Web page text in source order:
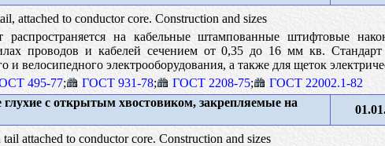
attached to conductor core. Construction and sizes
распространяется на кабельные штампованные штифтовые
проводов и кабелей сечением от 0,35 до 16 мм кв. Стандарт
и велосипедного электрооборудования, а также для щеток
495-77; ГОСТ 931-78; ГОСТ 2208-75;
ГОСТ 22002.1-82
с открытым хвостовиком, закрепляемые на
attached to conductor core. Construction and sizes